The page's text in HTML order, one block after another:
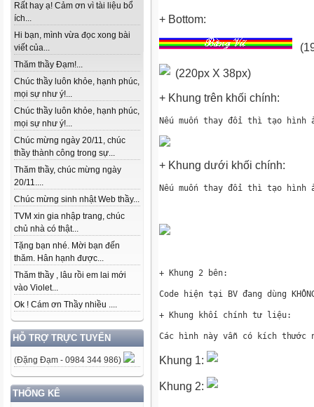
Rất hay ạ! Cảm ơn vì tài liệu bổ
ích...
Hi bạn, mình vừa đọc xong bài
viết của...
Thăm thầy Đạm!...
Chúc thầy luôn khỏe, hạnh phúc,
mọi sự như ý!...
Chúc thầy luôn khỏe, hạnh phúc,
mọi sự như ý!...
Chúc mừng ngày 20/11, chúc
thầy thành công trong sự...
Thăm thầy, chúc mừng ngày
20/11....
Chúc mừng sinh nhật Web thầy...
TVM xin gia nhập trang, chúc
chủ nhà có thật...
Tặng bạn nhé. Mời bạn đến
thăm. Hân hạnh được...
Thăm thầy , lâu rồi em lai mới
vào Violet...
Ok ! Cám ơn Thầy nhiều ....
HỖ TRỢ TRỰC TUYẾN
(Đặng Đạm - 0984 344 986)
THỐNG KÊ
+ Bottom:
(220px X 38px)
+ Khung trên khối chính:
+ Khung dưới khối chính:
Khung 1:
Khung 2: